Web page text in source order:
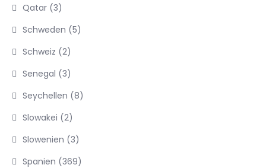
Qatar (3)
Schweden (5)
Schweiz (2)
Senegal (3)
Seychellen (8)
Slowakei (2)
Slowenien (3)
Spanien (369)